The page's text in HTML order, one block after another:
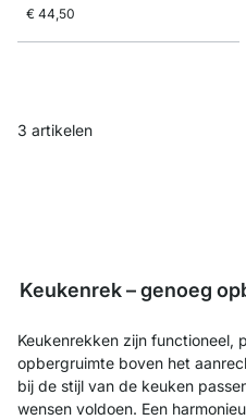
€ 44,50
3 artikelen
Keukenrek – genoeg
Keukenrekken zijn functioneel,
opbergruimte boven het
bij de stijl van de keuken
wensen voldoen. Een